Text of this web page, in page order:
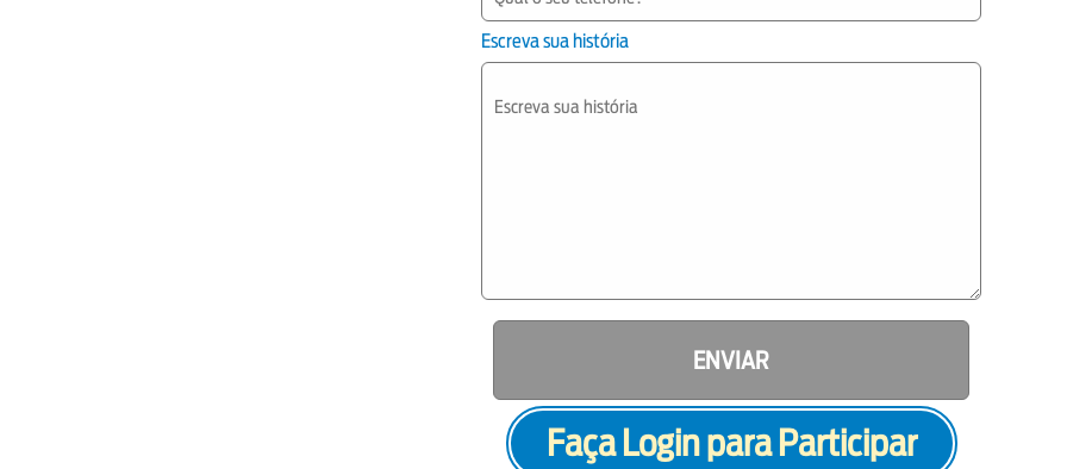
Escreva sua história
ENVIAR
Faça Login para Participar